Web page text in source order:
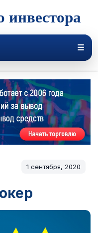
инвестора
☰
1 сентября, 2020